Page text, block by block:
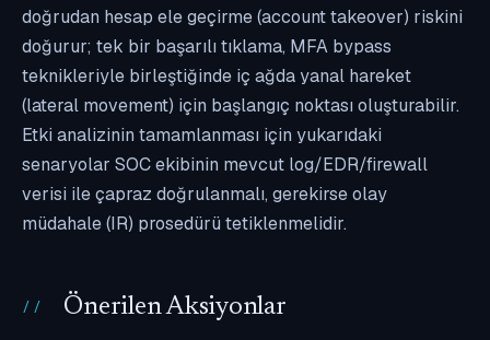
doğrudan hesap ele geçirme (account takeover) riskini
doğurur; tek bir başarılı tıklama, MFA bypass
teknikleriyle birleştiğinde iç ağda yanal hareket
(lateral movement) için başlangıç noktası oluşturabilir.
Etki analizinin tamamlanması için yukarıdaki
senaryolar SOC ekibinin mevcut log/EDR/firewall
verisi ile çapraz doğrulanmalı, gerekirse olay
müdahale (IR) prosedürü tetiklenmelidir.
Önerilen Aksiyonlar